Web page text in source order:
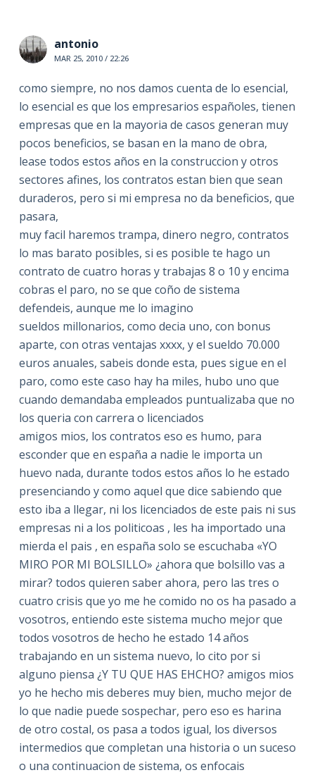
antonio
MAR 25, 2010 / 22:26
como siempre, no nos damos cuenta de lo esencial,
lo esencial es que los empresarios españoles, tienen
empresas que en la mayoria de casos generan muy
pocos beneficios, se basan en la mano de obra,
lease todos estos años en la construccion y otros
sectores afines, los contratos estan bien que sean
duraderos, pero si mi empresa no da beneficios, que
pasara,
muy facil haremos trampa, dinero negro, contratos
lo mas barato posibles, si es posible te hago un
contrato de cuatro horas y trabajas 8 o 10 y encima
cobras el paro, no se que coño de sistema
defendeis, aunque me lo imagino
sueldos millonarios, como decia uno, con bonus
aparte, con otras ventajas xxxx, y el sueldo 70.000
euros anuales, sabeis donde esta, pues sigue en el
paro, como este caso hay ha miles, hubo uno que
cuando demandaba empleados puntualizaba que no
los queria con carrera o licenciados
amigos mios, los contratos eso es humo, para
esconder que en españa a nadie le importa un
huevo nada, durante todos estos años lo he estado
presenciando y como aquel que dice sabiendo que
esto iba a llegar, ni los licenciados de este pais ni sus
empresas ni a los politicoas , les ha importado una
mierda el pais , en españa solo se escuchaba «YO
MIRO POR MI BOLSILLO» ¿ahora que bolsillo vas a
mirar? todos quieren saber ahora, pero las tres o
cuatro crisis que yo me he comido no os ha pasado a
vosotros, entiendo este sistema mucho mejor que
todos vosotros de hecho he estado 14 años
trabajando en un sistema nuevo, lo cito por si
alguno piensa ¿Y TU QUE HAS EHCHO? amigos mios
yo he hecho mis deberes muy bien, mucho mejor de
lo que nadie puede sospechar, pero eso es harina
de otro costal, os pasa a todos igual, los diversos
intermedios que completan una historia o un suceso
o una continuacion de sistema, os enfocais